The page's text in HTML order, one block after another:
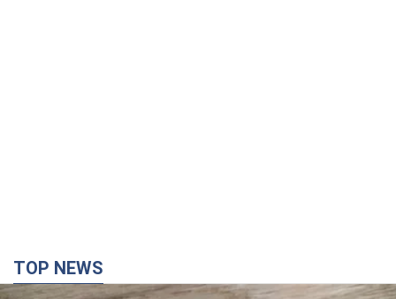
TOP NEWS